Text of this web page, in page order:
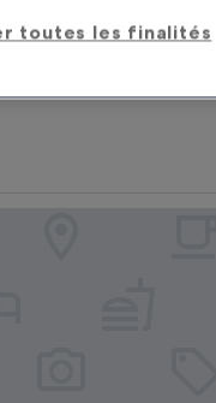
toutes les finalités